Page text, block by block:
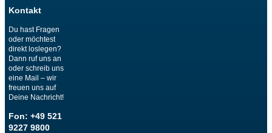
Kontakt
Du hast Fragen
oder möchtest
direkt loslegen?
Dann ruf uns an
oder schreib uns
eine Mail – wir
freuen uns auf
Deine Nachricht!
Fon: +49 521
9227 9800